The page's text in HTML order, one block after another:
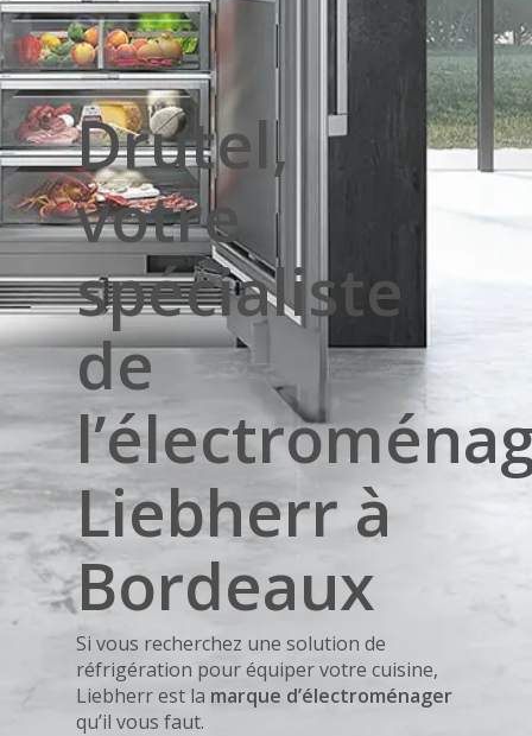
Drutel,
votre
spécialiste
de
Liebherr à
Bordeaux
Si vous recherchez une solution de
réfrigération pour équiper votre cuisine,
Liebherr est la marque d’électroménager
qu’il vous faut.